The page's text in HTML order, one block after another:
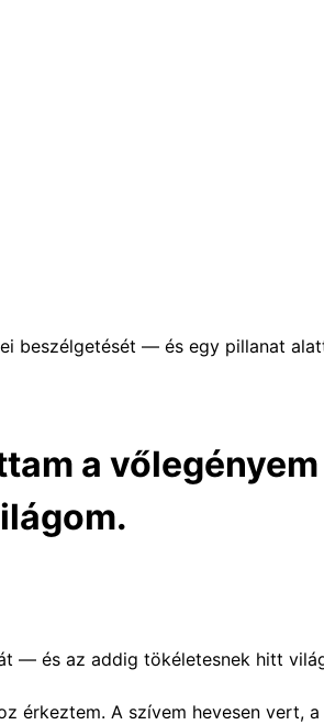
beszélgetését — és egy pillanat
a
— és az addig tökéletesnek hitt
érkeztem. A szívem hevesen